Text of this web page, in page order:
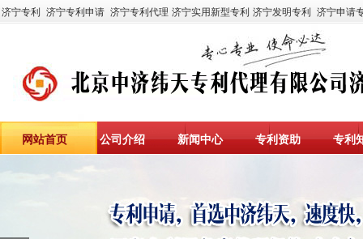
济宁专利 济宁专利申请 济宁专利代理 济宁实用新型专利 济宁发明专利 济宁申请
网站首页 公司介绍 新闻中心 专利资助 专利